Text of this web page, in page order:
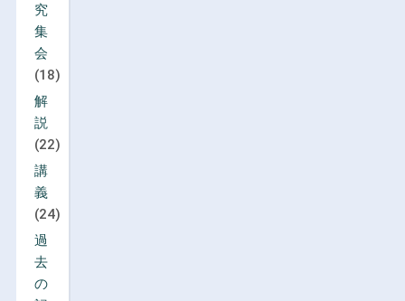
究
集
会
(18)
解
説
(22)
講
義
(24)
過
去
の